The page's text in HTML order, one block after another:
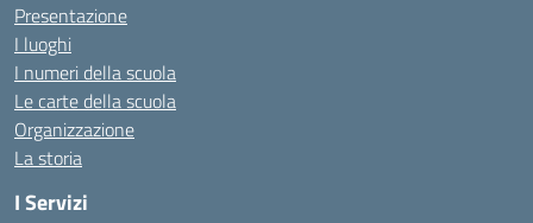
Presentazione
I luoghi
I numeri della scuola
Le carte della scuola
Organizzazione
La storia
I Servizi